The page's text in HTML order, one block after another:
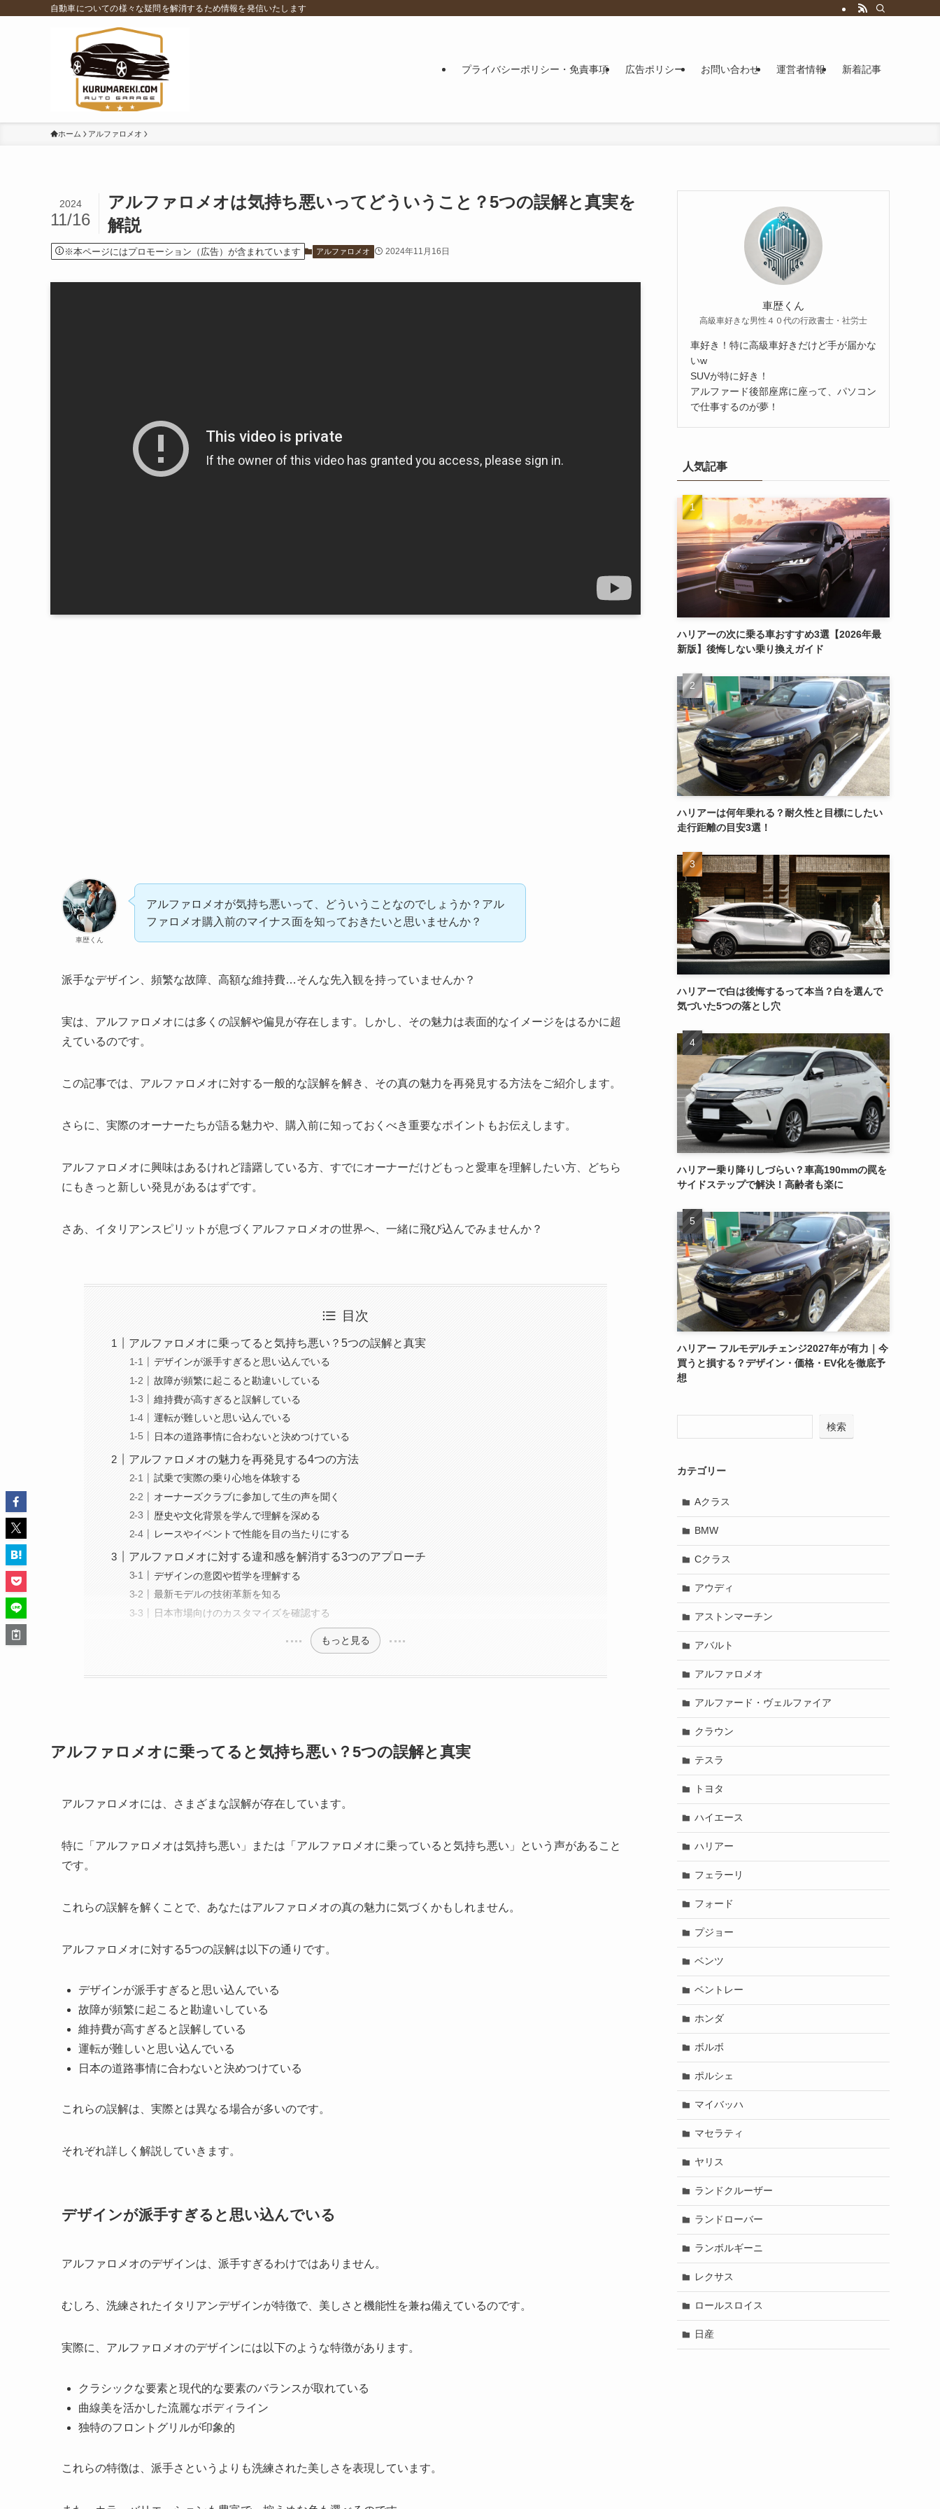
自動車についての様々な疑問を解消するため情報を発信いたします
プライバシーポリシー・免責事項 広告ポリシー お問い合わせ 運営者情報 新着記事
ホーム アルファロメオ
アルファロメオは気持ち悪いってどういうこと？5つの誤解と真実を
解説
2024
11/16
※本ページにはプロモーション（広告）が含まれています アルファロメオ 2024年11月16日
車歴くん
アルファロメオが気持ち悪いって、どういうことなのでしょうか？アル
ファロメオ購入前のマイナス面を知っておきたいと思いませんか？
派手なデザイン、頻繁な故障、高額な維持費…そんな先入観を持っていませんか？
実は、アルファロメオには多くの誤解や偏見が存在します。しかし、その魅力は表面的なイメージをはるかに超
えているのです。
この記事では、アルファロメオに対する一般的な誤解を解き、その真の魅力を再発見する方法をご紹介します。
さらに、実際のオーナーたちが語る魅力や、購入前に知っておくべき重要なポイントもお伝えします。
アルファロメオに興味はあるけれど躊躇している方、すでにオーナーだけどもっと愛車を理解したい方、どちら
にもきっと新しい発見があるはずです。
さあ、イタリアンスピリットが息づくアルファロメオの世界へ、一緒に飛び込んでみませんか？
目次
アルファロメオに乗ってると気持ち悪い？5つの誤解と真実
デザインが派手すぎると思い込んでいる
故障が頻繁に起こると勘違いしている
維持費が高すぎると誤解している
運転が難しいと思い込んでいる
日本の道路事情に合わないと決めつけている
アルファロメオの魅力を再発見する4つの方法
試乗で実際の乗り心地を体験する
オーナーズクラブに参加して生の声を聞く
歴史や文化背景を学んで理解を深める
レースやイベントで性能を目の当たりにする
アルファロメオに対する違和感を解消する3つのアプローチ
デザインの意図や哲学を理解する
最新モデルの技術革新を知る
日本市場向けのカスタマイズを確認する
もっと見る
アルファロメオに乗ってると気持ち悪い？5つの誤解と真実
アルファロメオには、さまざまな誤解が存在しています。
特に「アルファロメオは気持ち悪い」または「アルファロメオに乗っていると気持ち悪い」という声があること
です。
これらの誤解を解くことで、あなたはアルファロメオの真の魅力に気づくかもしれません。
アルファロメオに対する5つの誤解は以下の通りです。
デザインが派手すぎると思い込んでいる
故障が頻繁に起こると勘違いしている
維持費が高すぎると誤解している
運転が難しいと思い込んでいる
日本の道路事情に合わないと決めつけている
これらの誤解は、実際とは異なる場合が多いのです。
それぞれ詳しく解説していきます。
デザインが派手すぎると思い込んでいる
アルファロメオのデザインは、派手すぎるわけではありません。
むしろ、洗練されたイタリアンデザインが特徴で、美しさと機能性を兼ね備えているのです。
実際に、アルファロメオのデザインには以下のような特徴があります。
クラシックな要素と現代的な要素のバランスが取れている
曲線美を活かした流麗なボディライン
独特のフロントグリルが印象的
これらの特徴は、派手さというよりも洗練された美しさを表現しています。
車歴くん
高級車好きな男性４０代の行政書士・社労士
車好き！特に高級車好きだけど手が届かな
いw
SUVが特に好き！
アルファード後部座席に座って、パソコン
で仕事するのが夢！
人気記事
ハリアーの次に乗る車おすすめ3選【2026年最
新版】後悔しない乗り換えガイド
ハリアーは何年乗れる？耐久性と目標にしたい
走行距離の目安3選！
ハリアーで白は後悔するって本当？白を選んで
気づいた5つの落とし穴
ハリアー乗り降りしづらい？車高190mmの罠を
サイドステップで解決！高齢者も楽に
ハリアー フルモデルチェンジ2027年が有力｜今
買うと損する？デザイン・価格・EV化を徹底予
想
検索
カテゴリー
Aクラス
BMW
Cクラス
アウディ
アストンマーチン
アバルト
アルファロメオ
アルファード・ヴェルファイア
クラウン
テスラ
トヨタ
ハイエース
ハリアー
フェラーリ
フォード
プジョー
ベンツ
ベントレー
ホンダ
ボルボ
ポルシェ
マイバッハ
マセラティ
ヤリス
ランドクルーザー
ランドローバー
ランボルギーニ
レクサス
ロールスロイス
日産